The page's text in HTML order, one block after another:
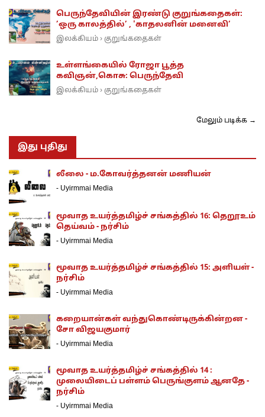
பெருந்தேவியின் இரண்டு குறுங்கதைகள்:
’ஒரு காலத்தில்’ , 'காதலனின் மனைவி’
இலக்கியம் › குறுங்கதைகள்
உள்ளங்கையில் ரோஜா பூத்த
கவிஞன்,கொசு: பெருந்தேவி
இலக்கியம் › குறுங்கதைகள்
மேலும் படிக்க →
இது புதிது
லீலை - ம.கோவர்த்தனன் மணியன்
- Uyirmmai Media
மூவாத உயர்த்தமிழ்ச் சங்கத்தில் 16: தெறூஉம்
தெய்வம் - நர்சிம்
- Uyirmmai Media
மூவாத உயர்த்தமிழ்ச் சங்கத்தில் 15: அளியள் -
நர்சிம்
- Uyirmmai Media
கறையான்கள் வந்துகொண்டிருக்கின்றன -
சோ விஜயகுமார்
- Uyirmmai Media
மூவாத உயர்த்தமிழ்ச் சங்கத்தில் 14 :
முலையிடைப் பள்ளம் பெருங்குளம் ஆனதே -
நர்சிம்
- Uyirmmai Media